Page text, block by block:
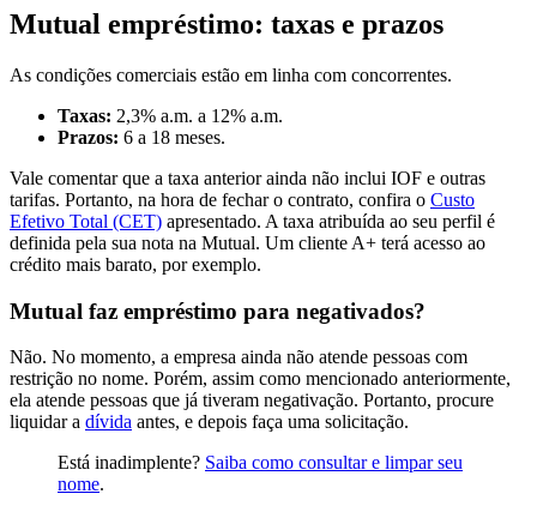
Mutual empréstimo: taxas e prazos
As condições comerciais estão em linha com concorrentes.
Taxas: 2,3% a.m. a 12% a.m.
Prazos: 6 a 18 meses.
Vale comentar que a taxa anterior ainda não inclui IOF e outras
tarifas. Portanto, na hora de fechar o contrato, confira o Custo
Efetivo Total (CET) apresentado. A taxa atribuída ao seu perfil é
definida pela sua nota na Mutual. Um cliente A+ terá acesso ao
crédito mais barato, por exemplo.
Mutual faz empréstimo para negativados?
Não. No momento, a empresa ainda não atende pessoas com
restrição no nome. Porém, assim como mencionado anteriormente,
ela atende pessoas que já tiveram negativação. Portanto, procure
liquidar a dívida antes, e depois faça uma solicitação.
Está inadimplente? Saiba como consultar e limpar seu
nome.